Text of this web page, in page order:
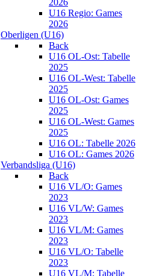
2026
U16 Regio: Games
2026
Oberligen (U16)
Back
U16 OL-Ost: Tabelle
2025
U16 OL-West: Tabelle
2025
U16 OL-Ost: Games
2025
U16 OL-West: Games
2025
U16 OL: Tabelle 2026
U16 OL: Games 2026
Verbandsliga (U16)
Back
U16 VL/O: Games
2023
U16 VL/W: Games
2023
U16 VL/M: Games
2023
U16 VL/O: Tabelle
2023
U16 VL/M: Tabelle